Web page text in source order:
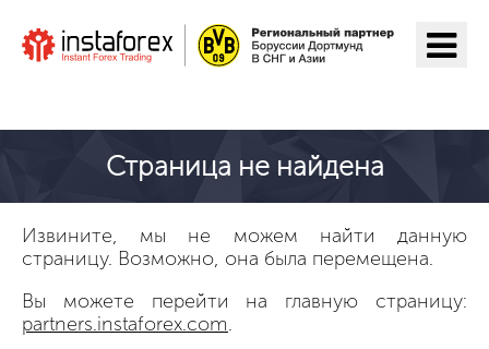
Страница не найдена
Извините, мы не можем найти данную
страницу. Возможно, она была перемещена.
Вы можете перейти на главную страницу:
partners.instaforex.com.